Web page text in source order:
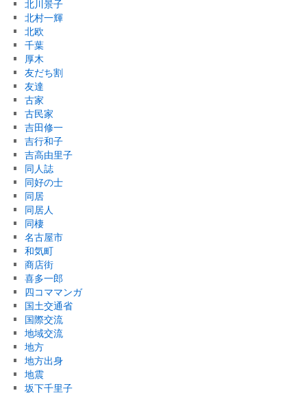
北川景子
北村一輝
北欧
千葉
厚木
友だち割
友達
古家
古民家
吉田修一
吉行和子
吉高由里子
同人誌
同好の士
同居
同居人
同棲
名古屋市
和気町
商店街
喜多一郎
四コママンガ
国土交通省
国際交流
地域交流
地方
地方出身
地震
坂下千里子